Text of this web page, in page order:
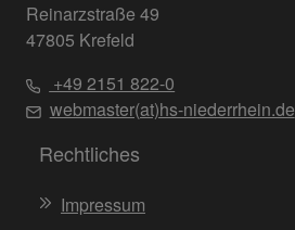
Reinarzstraße 49
47805 Krefeld
+49 2151 822-0
webmaster(at)hs-niederrhein.de
Rechtliches
Impressum